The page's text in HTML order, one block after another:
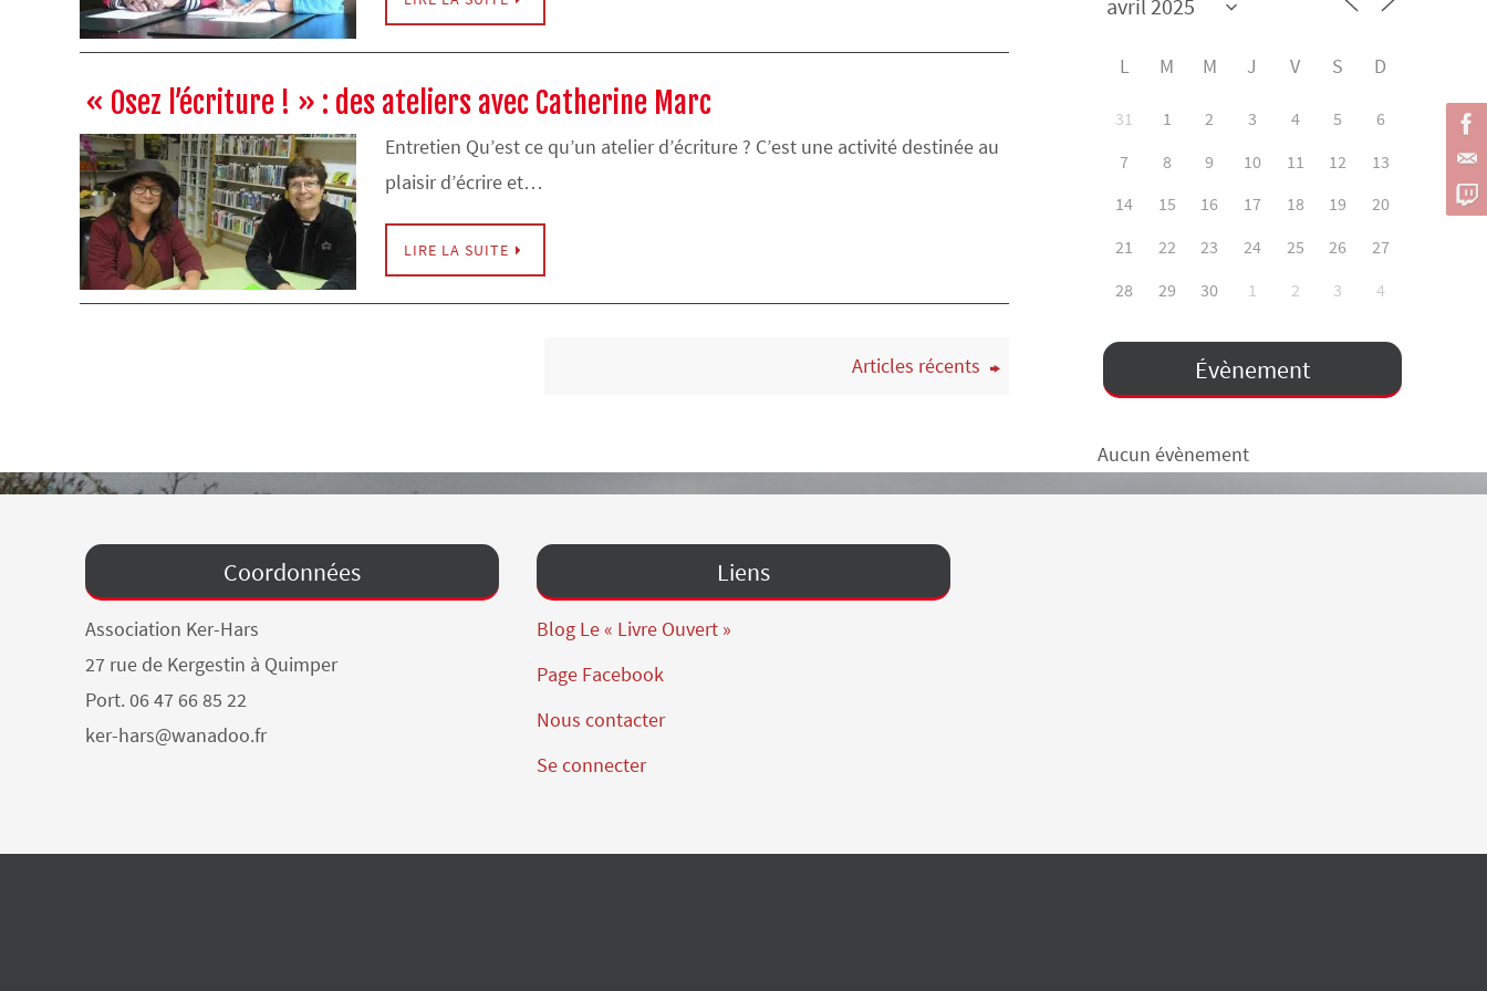
« Osez l’écriture ! » : des ateliers avec Catherine Marc
Entretien Qu’est ce qu’un atelier d’écriture ? C’est une activité destinée au
plaisir d’écrire et…
LIRE LA SUITE
Articles récents
L M M J V S D
31 1 2 3 4 5
6
7
8 9 10 11 12
13
14
15 16 17 18 19
20
21
22 23 24 25 26
27
28
29 30 1 2 3 4
Évènement
Aucun évènement
Coordonnées
Association Ker-Hars
27 rue de Kergestin à Quimper
Port. 06 47 66 85 22
ker-hars@wanadoo.fr
Liens
Blog Le « Livre Ouvert »
Page Facebook
Nous contacter
Se connecter